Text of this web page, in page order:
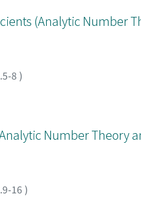
(Analytic Number
8 )
Number Theory
16 )